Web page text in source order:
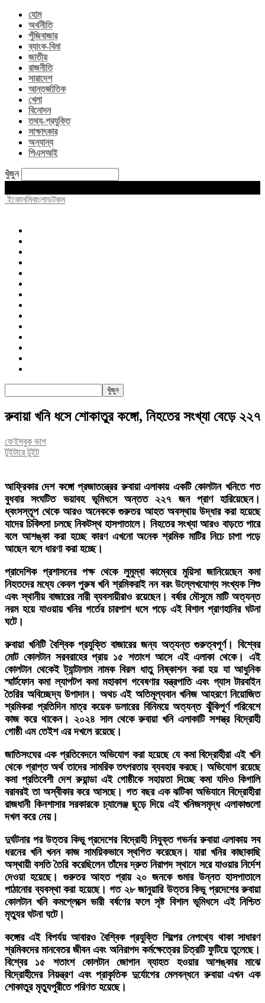
হোম
অর্থনীতি
পুঁজিবাজার
ব্যাংক-বিমা
জাতীয়
রাজনীতি
সারাদেশ
আন্তর্জাতিক
খেলা
বিনোদন
তথ্য-প্রযুক্তি
সাক্ষাৎকার
অন্যান্য
পিএসআই
খুঁজুন
ইকোনমিবাংলাডটকম
রুবায়া খনি ধসে শোকাতুর কঙ্গো, নিহতের সংখ্যা বেড়ে ২২৭
ফেইসবুক ভাগ
টুইটারে টুইট
আফ্রিকার দেশ কঙ্গো প্রজাতন্ত্রের রুবায়া এলাকায় একটি কোলটান খনিতে গত
বুধবার সংঘটিত ভয়াবহ ভূমিধসে অন্তত ২২৭ জন প্রাণ হারিয়েছেন।
ধ্বংসস্তূপ থেকে আরও অনেককে গুরুতর আহত অবস্থায় উদ্ধার করা হয়েছে
যাদের চিকিৎসা চলছে নিকটস্থ হাসপাতালে। নিহতের সংখ্যা আরও বাড়তে পারে
বলে আশঙ্কা করা হচ্ছে কারণ এখনো অনেক শ্রমিক মাটির নিচে চাপা পড়ে
আছেন বলে ধারণা করা হচ্ছে।
প্রাদেশিক প্রশাসনের পক্ষ থেকে লুমুম্বা কাম্বেরে মুয়িসা জানিয়েছেন কমা
নিহতদের মধ্যে কেবল পুরুষ খনি শ্রমিকরাই নন বরং উল্লেখযোগ্য সংখ্যক শিশু
এবং স্থানীয় বাজারের নারী ব্যবসায়ীরাও রয়েছেন। বর্ষার মৌসুমে মাটি অত্যন্ত
নরম হয়ে যাওয়ায় খনির গর্তের চারপাশ ধসে পড়ে এই বিশাল প্রাণহানির ঘটনা
ঘটে।
রুবায়া খনিটি বৈশ্বিক প্রযুক্তি বাজারের জন্য অত্যন্ত গুরুত্বপূর্ণ। বিশ্বের
মোট কোলটান সরবরাহের প্রায় ১৫ শতাংশ আসে এই এলাকা থেকে। এই
কোলটান থেকেই ট্যান্টালাম নামক বিরল ধাতু নিষ্কাশন করা হয় যা আধুনিক
স্মার্টফোন কমা ল্যাপটপ কমা মহাকাশ গবেষণার যন্ত্রপাতি এবং গ্যাস টারবাইন
তৈরির অবিচ্ছেদ্য উপাদান। অথচ এই অতিমূল্যবান খনিজ আহরণে নিয়োজিত
শ্রমিকরা প্রতিদিন মাত্র কয়েক ডলারের বিনিময়ে অত্যন্ত ঝুঁকিপূর্ণ পরিবেশে
কাজ করে থাকেন। ২০২৪ সাল থেকে রুবায়া খনি এলাকাটি সশস্ত্র বিদ্রোহী
গোষ্ঠী এম তেইশ এর দখলে রয়েছে।
জাতিসংঘের এক প্রতিবেদনে অভিযোগ করা হয়েছে যে কমা বিদ্রোহীরা এই খনি
থেকে প্রাপ্ত অর্থ তাদের সামরিক তৎপরতায় ব্যবহার করছে। অভিযোগ রয়েছে
কমা প্রতিবেশী দেশ রুয়ান্ডা এই গোষ্ঠীকে সহায়তা দিচ্ছে কমা যদিও কিগালি
বরাবরই তা অস্বীকার করে আসছে। গত বছর এক ঝটিকা অভিযানে বিদ্রোহীরা
রাজধানী কিনশাসার সরকারকে চ্যালেঞ্জ ছুড়ে দিয়ে এই খনিজসমৃদ্ধ এলাকাগুলো
দখল করে নেয়।
দুর্ঘটনার পর উত্তর কিভু প্রদেশের বিদ্রোহী নিযুক্ত গভর্নর রুবায়া এলাকায় সব
ধরনের খনি খনন কাজ সাময়িকভাবে স্থগিত করেছেন। যারা খনির কাছাকাছি
অস্থায়ী বসতি তৈরি করেছিলেন তাঁদের দ্রুত নিরাপদ স্থানে সরে যাওয়ার নির্দেশ
দেওয়া হয়েছে। গুরুতর আহত প্রায় ২০ জনকে গুমার উন্নত হাসপাতালে
পাঠানোর ব্যবস্থা করা হয়েছে। গত ২৮ জানুয়ারি উত্তর কিভু প্রদেশের রুবায়া
কোলটান খনি কমপ্লেক্সে ভারী বর্ষণের ফলে সৃষ্ট বিশাল ভূমিধসে এই নিশ্চিত
মৃত্যুর ঘটনা ঘটে।
কঙ্গোর এই বিপর্যয় আবারও বৈশ্বিক প্রযুক্তি শিল্পের নেপথ্যে থাকা সাধারণ
শ্রমিকদের মানবেতর জীবন এবং অনিরাপদ কর্মক্ষেত্রের চিত্রটি ফুটিয়ে তুলেছে।
বিশ্বের ১৫ শতাংশ কোলটান জোগান ব্যাহত হওয়ার আশঙ্কার মাঝে
বিদ্রোহীদের নিয়ন্ত্রণ এবং প্রাকৃতিক দুর্যোগের মেলবন্ধনে রুবায়া এখন এক
শোকাতুর মৃত্যুপুরীতে পরিণত হয়েছে।